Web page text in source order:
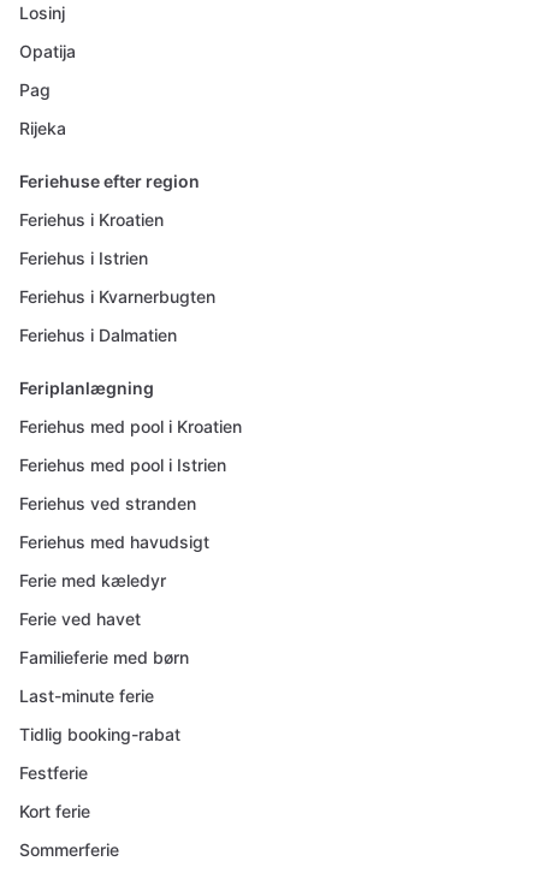
Losinj
Opatija
Pag
Rijeka
Feriehuse efter region
Feriehus i Kroatien
Feriehus i Istrien
Feriehus i Kvarnerbugten
Feriehus i Dalmatien
Feriplanlægning
Feriehus med pool i Kroatien
Feriehus med pool i Istrien
Feriehus ved stranden
Feriehus med havudsigt
Ferie med kæledyr
Ferie ved havet
Familieferie med børn
Last-minute ferie
Tidlig booking-rabat
Festferie
Kort ferie
Sommerferie